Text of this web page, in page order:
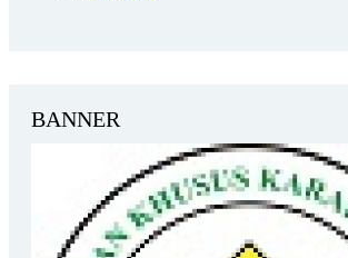
BANNER